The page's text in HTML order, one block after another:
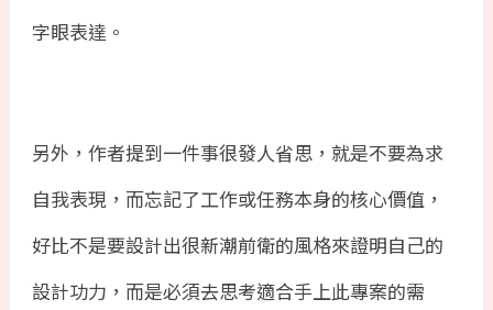
字眼表達。
另外，作者提到一件事很發人省思，就是不要為求
自我表現，而忘記了工作或任務本身的核心價值，
好比不是要設計出很新潮前衛的風格來證明自己的
設計功力，而是必須去思考適合手上此專案的需